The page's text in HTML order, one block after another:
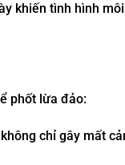
khiến tình hình
phốt lừa đảo:
chỉ gây mất